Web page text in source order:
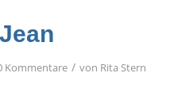
Jean
Kommentare / von Rita Stern